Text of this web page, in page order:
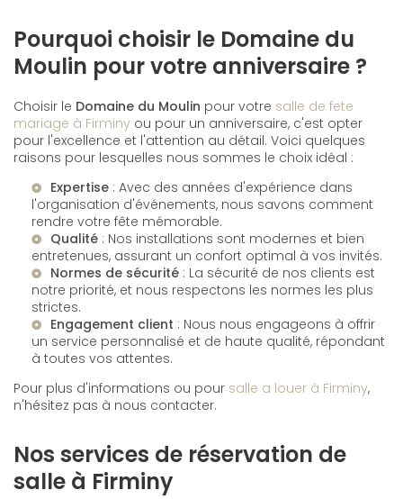
Pourquoi choisir le Domaine du
Moulin pour votre anniversaire ?
Choisir le Domaine du Moulin pour votre salle de fete
mariage à Firminy ou pour un anniversaire, c'est opter
pour l'excellence et l'attention au détail. Voici quelques
raisons pour lesquelles nous sommes le choix idéal :
Expertise : Avec des années d'expérience dans
l'organisation d'événements, nous savons comment
rendre votre fête mémorable.
Qualité : Nos installations sont modernes et bien
entretenues, assurant un confort optimal à vos invités.
Normes de sécurité : La sécurité de nos clients est
notre priorité, et nous respectons les normes les plus
strictes.
Engagement client : Nous nous engageons à offrir
un service personnalisé et de haute qualité, répondant
à toutes vos attentes.
Pour plus d'informations ou pour salle a louer à Firminy,
n'hésitez pas à nous contacter.
Nos services de réservation de
salle à Firminy